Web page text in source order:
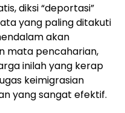
diksi “deportasi”
yang paling ditakuti
akan
mata pencaharian,
inilah yang kerap
keimigrasian
yang sangat efektif.